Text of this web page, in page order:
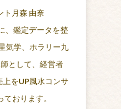
ト月森 由奈
、鑑定データを整
気学、ホラリー九
として、経営者
をUP風水コンサ
おります。